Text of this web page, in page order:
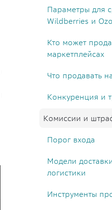
Параметры для
Wildberries и
Кто может
маркетплейсах
Что продавать
Конкуренция и
Комиссии и
Порог входа
Модели
логистики
Инструменты